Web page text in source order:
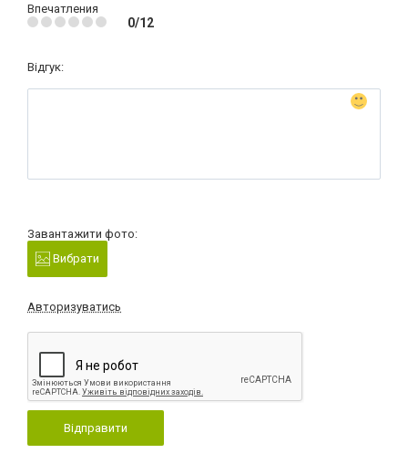
Впечатления
0/12
Відгук:
Завантажити фото:
Вибрати
Авторизуватись
Відправити